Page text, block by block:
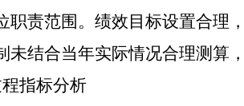
职责范围。绩效目标设置合理
未结合当年实际情况合理测算
程指标分析